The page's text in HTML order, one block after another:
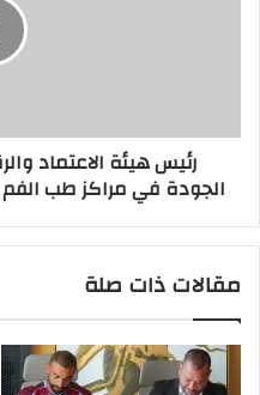
رئيس هيئة الاعتماد
الجودة في مراكز طب الفم
مقالات ذات صلة